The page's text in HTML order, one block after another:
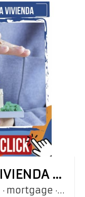
PRESTAMOS PARA VIVIENDA – RATE
mortgage